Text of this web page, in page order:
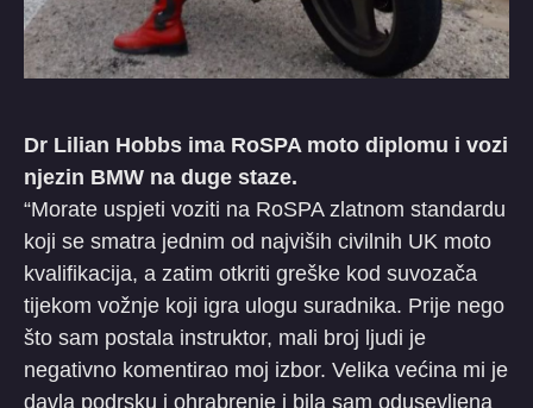
Dr Lilian Hobbs ima RoSPA moto diplomu i vozi
njezin BMW na duge staze.
“Morate uspjeti voziti na RoSPA zlatnom standardu
koji se smatra jednim od najviših civilnih UK moto
kvalifikacija, a zatim otkriti greške kod suvozača
tijekom vožnje koji igra ulogu suradnika. Prije nego
što sam postala instruktor, mali broj ljudi je
negativno komentirao moj izbor. Velika većina mi je
davla podrsku i ohrabrenje i bila sam odusevljena